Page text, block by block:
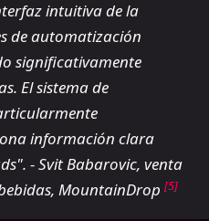
intuitiva de la
de automatización
significativamente
El sistema de
información clara
- Svit Babarovic, venta
MountainDrop [5]